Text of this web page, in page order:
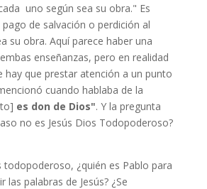
uno según sea su obra." Es
de salvación o perdición al
su obra. Aquí parece haber una
enseñanzas, pero en realidad
hay que prestar atención a un punto
cuando hablaba de la
es don de Dios". Y la pregunta
no es Jesús Dios Todopoderoso?
todopoderoso, ¿quién es Pablo para
las palabras de Jesús? ¿Se